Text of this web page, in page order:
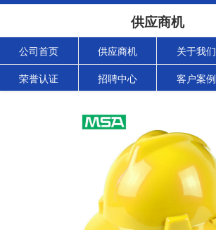
供应商机
公司首页 供应商机 关于我们
荣誉认证 招聘中心 客户案例